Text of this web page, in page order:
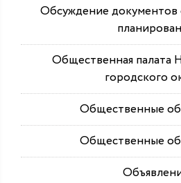
Обсуждение документов
Общественная палата
городского
Общественные
Общественные